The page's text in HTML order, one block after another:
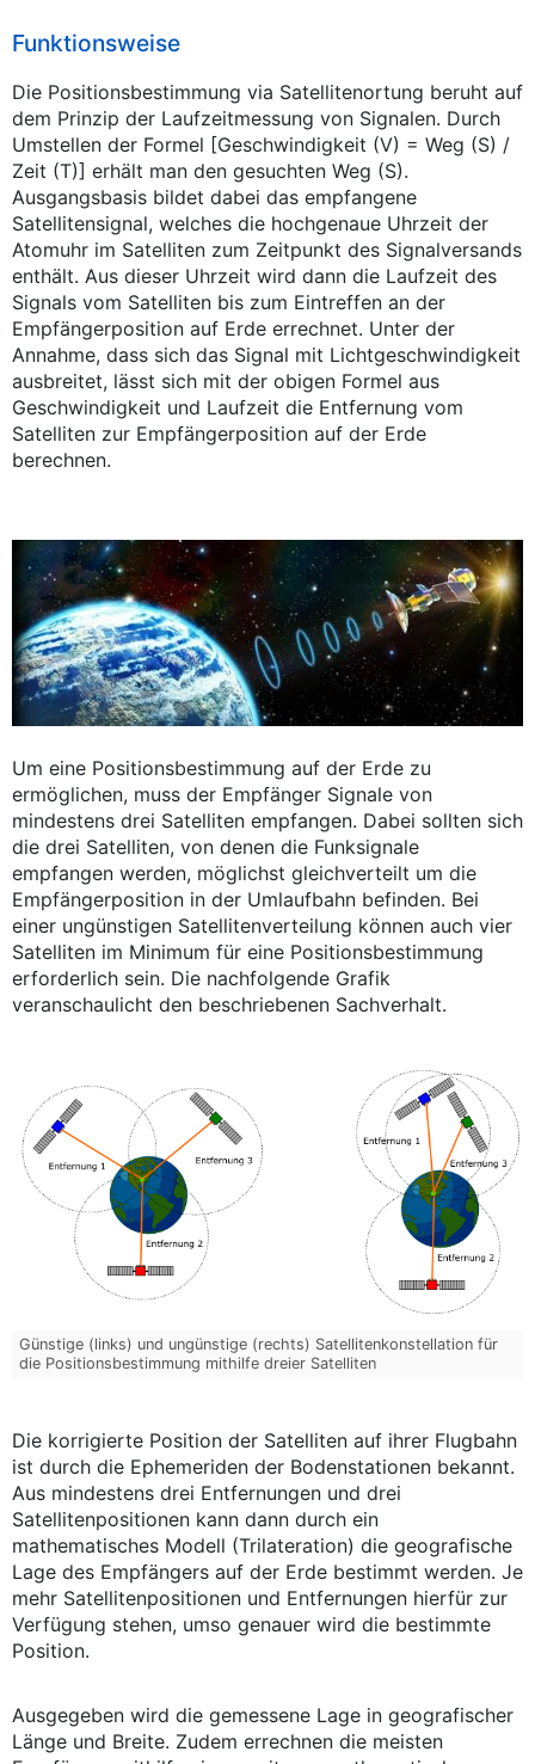
Funktionsweise
Die Positionsbestimmung via Satellitenortung beruht auf
dem Prinzip der Laufzeitmessung von Signalen. Durch
Umstellen der Formel [Geschwindigkeit (V) = Weg (S) /
Zeit (T)] erhält man den gesuchten Weg (S).
Ausgangsbasis bildet dabei das empfangene
Satellitensignal, welches die hochgenaue Uhrzeit der
Atomuhr im Satelliten zum Zeitpunkt des Signalversands
enthält. Aus dieser Uhrzeit wird dann die Laufzeit des
Signals vom Satelliten bis zum Eintreffen an der
Empfängerposition auf Erde errechnet. Unter der
Annahme, dass sich das Signal mit Lichtgeschwindigkeit
ausbreitet, lässt sich mit der obigen Formel aus
Geschwindigkeit und Laufzeit die Entfernung vom
Satelliten zur Empfängerposition auf der Erde
berechnen.
Um eine Positionsbestimmung auf der Erde zu
ermöglichen, muss der Empfänger Signale von
mindestens drei Satelliten empfangen. Dabei sollten sich
die drei Satelliten, von denen die Funksignale
empfangen werden, möglichst gleichverteilt um die
Empfängerposition in der Umlaufbahn befinden. Bei
einer ungünstigen Satellitenverteilung können auch vier
Satelliten im Minimum für eine Positionsbestimmung
erforderlich sein. Die nachfolgende Grafik
veranschaulicht den beschriebenen Sachverhalt.
Günstige (links) und ungünstige (rechts) Satellitenkonstellation für
die Positionsbestimmung mithilfe dreier Satelliten
Die korrigierte Position der Satelliten auf ihrer Flugbahn
ist durch die Ephemeriden der Bodenstationen bekannt.
Aus mindestens drei Entfernungen und drei
Satellitenpositionen kann dann durch ein
mathematisches Modell (Trilateration) die geografische
Lage des Empfängers auf der Erde bestimmt werden. Je
mehr Satellitenpositionen und Entfernungen hierfür zur
Verfügung stehen, umso genauer wird die bestimmte
Position.
Ausgegeben wird die gemessene Lage in geografischer
Länge und Breite. Zudem errechnen die meisten